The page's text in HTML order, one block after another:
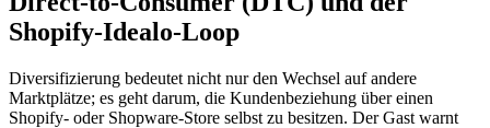
Shopify-Idealo-Loop
Diversifizierung bedeutet nicht nur den Wechsel auf andere
Marktplätze; es geht darum, die Kundenbeziehung über einen
Shopify- oder Shopware-Store selbst zu besitzen. Der Gast warnt